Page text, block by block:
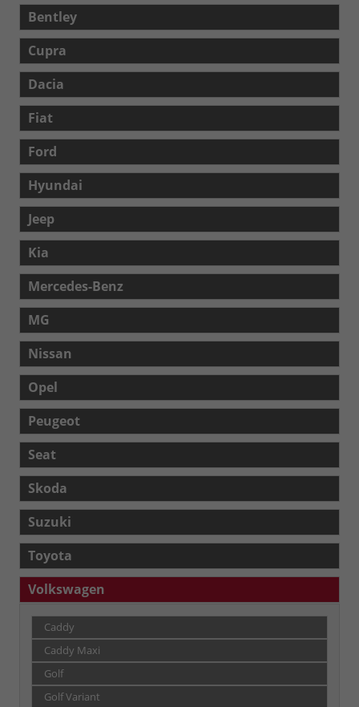
Bentley
Cupra
Dacia
Fiat
Ford
Hyundai
Jeep
Kia
Mercedes-Benz
MG
Nissan
Opel
Peugeot
Seat
Skoda
Suzuki
Toyota
Volkswagen
Caddy
Caddy Maxi
Golf
Golf Variant